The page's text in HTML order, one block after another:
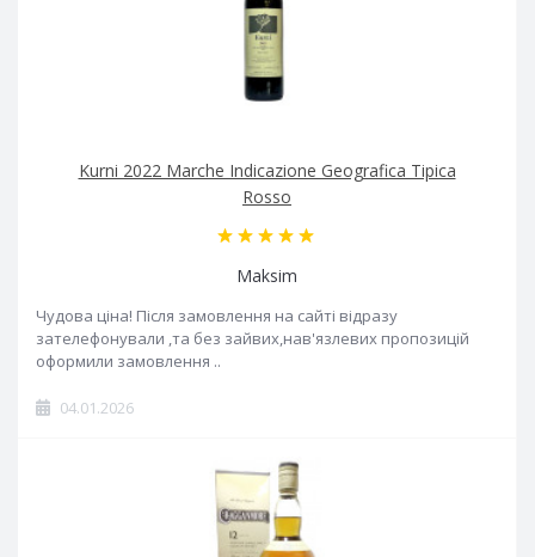
Kurni 2022 Marche Indicazione Geografica Tipica
Rosso
Maksim
Чудова ціна! Після замовлення на сайті відразу
зателефонували ,та без зайвих,нав'язлевих пропозицій
оформили замовлення ..
04.01.2026